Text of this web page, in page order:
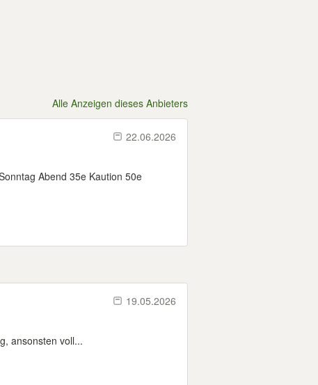
Alle Anzeigen dieses Anbieters
22.06.2026
Abend 35e Kaution 50e
19.05.2026
ansonsten voll...